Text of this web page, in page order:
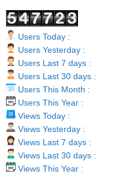
Users Today :
Users Yesterday :
Users Last 7 days :
Users Last 30 days :
Users This Month :
Users This Year :
Views Today :
Views Yesterday :
Views Last 7 days :
Views Last 30 days :
Views This Year :